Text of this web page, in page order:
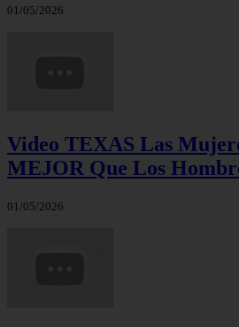
01/05/2026
Video TEXAS Las
MEJOR Que Los
01/05/2026